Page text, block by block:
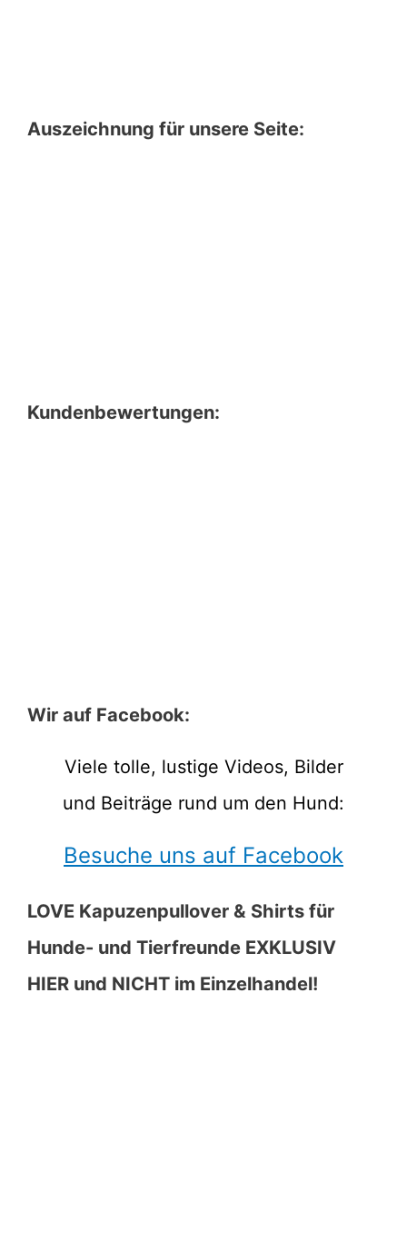
Auszeichnung für unsere Seite:
Kundenbewertungen:
Wir auf Facebook:
Viele tolle, lustige Videos, Bilder
und Beiträge rund um den Hund:
Besuche uns auf Facebook
LOVE Kapuzenpullover & Shirts für
Hunde- und Tierfreunde EXKLUSIV
HIER und NICHT im Einzelhandel!